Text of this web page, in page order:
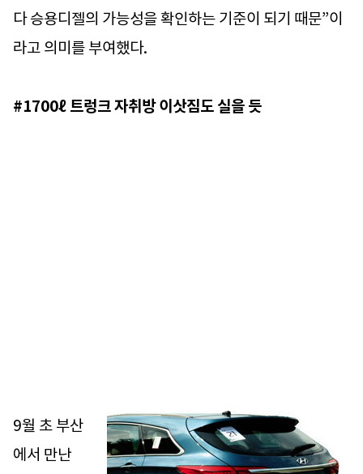
다 승용디젤의 가능성을 확인하는 기준이 되기 때문”이
라고 의미를 부여했다.
#1700ℓ 트렁크 자취방 이삿짐도 실을 듯
9월 초 부산
에서 만난